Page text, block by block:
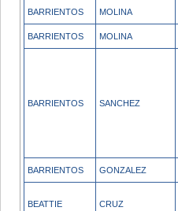
BARRIENTOS MOLINA
BARRIENTOS MOLINA
BARRIENTOS SANCHEZ
BARRIENTOS GONZALEZ
BEATTIE CRUZ